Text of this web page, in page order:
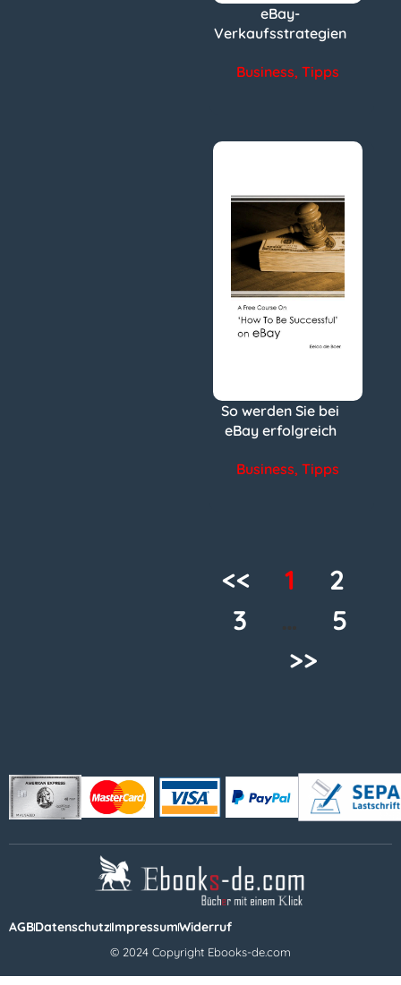
eBay-
Verkaufsstrategien
Business,Tipps
So werden Sie bei
eBay erfolgreich
Business,Tipps
<< 1
2
3
5
>>
AGBDatenschutzImpressumWiderruf
© 2024 Copyright Ebooks-de.com